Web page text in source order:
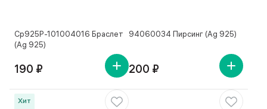
Ср925Р-101004016 Браслет
(Ag 925)
190 ₽
94060034 Пирсинг (Ag 925)
200 ₽
Хит